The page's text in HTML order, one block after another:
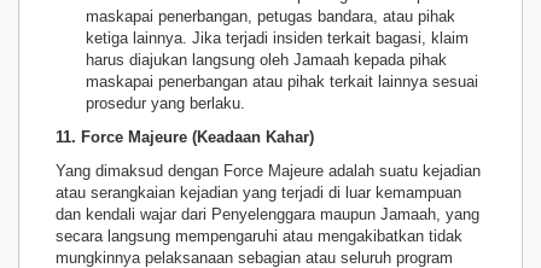
maskapai penerbangan, petugas bandara, atau pihak
ketiga lainnya. Jika terjadi insiden terkait bagasi, klaim
harus diajukan langsung oleh Jamaah kepada pihak
maskapai penerbangan atau pihak terkait lainnya sesuai
prosedur yang berlaku.
11. Force Majeure (Keadaan Kahar)
Yang dimaksud dengan Force Majeure adalah suatu kejadian
atau serangkaian kejadian yang terjadi di luar kemampuan
dan kendali wajar dari Penyelenggara maupun Jamaah, yang
secara langsung mempengaruhi atau mengakibatkan tidak
mungkinnya pelaksanaan sebagian atau seluruh program